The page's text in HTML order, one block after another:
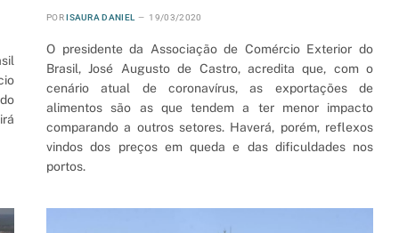
POR ISAURA DANIEL 19/03/2020
O presidente da Associação de Comércio Exterior do
Brasil, José Augusto de Castro, acredita que, com o
cenário atual de coronavírus, as exportações de
alimentos são as que tendem a ter menor impacto
comparando a outros setores. Haverá, porém, reflexos
vindos dos preços em queda e das dificuldades nos
portos.